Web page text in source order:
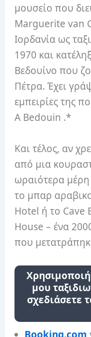
μουσείο που
Marguerite van
Ιορδανία ως
1970 και
Βεδουίνο που
Πέτρα. Έχει
εμπειρίες της
A Bedouin .*
Και τέλος, αν
από μια
ωραιότερα μέρη
το μπαρ
Hotel ή το Cave
House – ένα
που
μου
σχεδιάσετε